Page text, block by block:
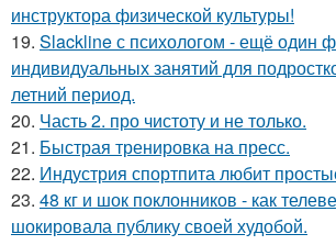
инструктора физической культуры!
19. Slackline с психологом - ещё один
индивидуальных занятий для
летний период.
20. Часть 2. про чистоту и не только.
21. Быстрая тренировка на пресс.
22. Индустрия спортпита любит
23. 48 кг и шок поклонников - как
шокировала публику своей худобой.